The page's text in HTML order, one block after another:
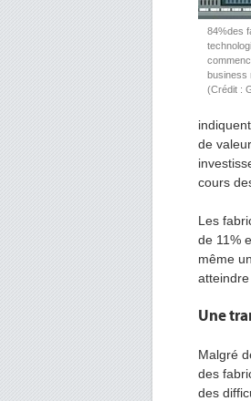
84%des
business
(Crédit :
de
cours
Les
de 11%
même
Une
Malgré
des
des